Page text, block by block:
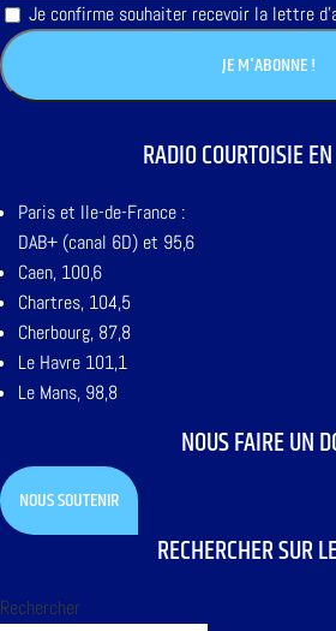
Je confirme souhaiter recevoir la lettre
RADIO COURTOISIE
Paris et Ile-de-France :
DAB+ (canal 6D) et 95,6
Caen, 100,6
Chartres, 104,5
Cherbourg, 87,8
Le Havre 101,1
Le Mans, 98,8
NOUS FAIRE UN
NOUS SOUTENIR
RECHERCHER SUR
Rechercher